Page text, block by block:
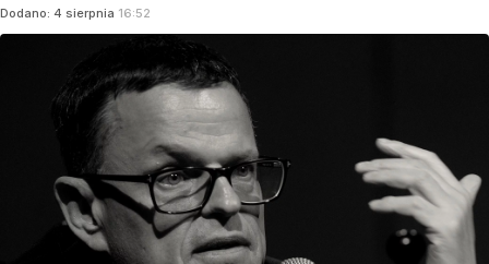
Dodano: 4 sierpnia 16:52